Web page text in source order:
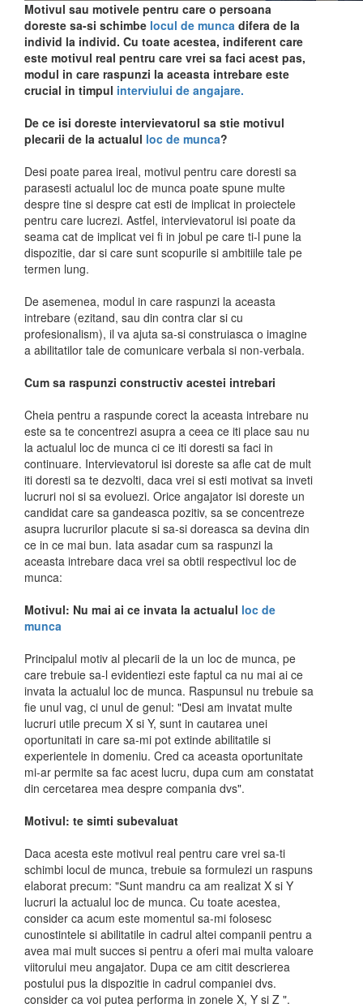
Motivul sau motivele pentru care o persoana
doreste sa-si schimbe locul de munca difera de la
individ la individ. Cu toate acestea, indiferent care
este motivul real pentru care vrei sa faci acest pas,
modul in care raspunzi la aceasta intrebare este
crucial in timpul interviului de angajare.
De ce isi doreste intervievatorul sa stie motivul
plecarii de la actualul loc de munca?
Desi poate parea ireal, motivul pentru care doresti sa
parasesti actualul loc de munca poate spune multe
despre tine si despre cat esti de implicat in proiectele
pentru care lucrezi. Astfel, intervievatorul isi poate da
seama cat de implicat vei fi in jobul pe care ti-l pune la
dispozitie, dar si care sunt scopurile si ambitiile tale pe
termen lung.
De asemenea, modul in care raspunzi la aceasta
intrebare (ezitand, sau din contra clar si cu
profesionalism), il va ajuta sa-si construiasca o imagine
a abilitatilor tale de comunicare verbala si non-verbala.
Cum sa raspunzi constructiv acestei intrebari
Cheia pentru a raspunde corect la aceasta intrebare nu
este sa te concentrezi asupra a ceea ce iti place sau nu
la actualul loc de munca ci ce iti doresti sa faci in
continuare. Intervievatorul isi doreste sa afle cat de mult
iti doresti sa te dezvolti, daca vrei si esti motivat sa inveti
lucruri noi si sa evoluezi. Orice angajator isi doreste un
candidat care sa gandeasca pozitiv, sa se concentreze
asupra lucrurilor placute si sa-si doreasca sa devina din
ce in ce mai bun. Iata asadar cum sa raspunzi la
aceasta intrebare daca vrei sa obtii respectivul loc de
munca:
Motivul: Nu mai ai ce invata la actualul loc de
munca
Principalul motiv al plecarii de la un loc de munca, pe
care trebuie sa-l evidentiezi este faptul ca nu mai ai ce
invata la actualul loc de munca. Raspunsul nu trebuie sa
fie unul vag, ci unul de genul: "Desi am invatat multe
lucruri utile precum X si Y, sunt in cautarea unei
oportunitati in care sa-mi pot extinde abilitatile si
experientele in domeniu. Cred ca aceasta oportunitate
mi-ar permite sa fac acest lucru, dupa cum am constatat
din cercetarea mea despre compania dvs".
Motivul: te simti subevaluat
Daca acesta este motivul real pentru care vrei sa-ti
schimbi locul de munca, trebuie sa formulezi un raspuns
elaborat precum: "Sunt mandru ca am realizat X si Y
lucruri la actualul loc de munca. Cu toate acestea,
consider ca acum este momentul sa-mi folosesc
cunostintele si abilitatile in cadrul altei companii pentru a
avea mai mult succes si pentru a oferi mai multa valoare
viitorului meu angajator. Dupa ce am citit descrierea
postului pus la dispozitie in cadrul companiei dvs.
consider ca voi putea performa in zonele X, Y si Z ".